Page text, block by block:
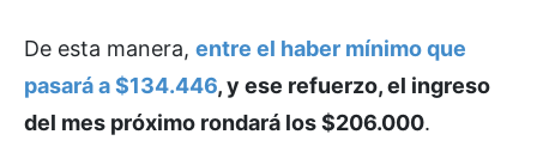
De esta manera, entre el haber mínimo que
pasará a $134.446, y ese refuerzo, el ingreso
del mes próximo rondará los $206.000.